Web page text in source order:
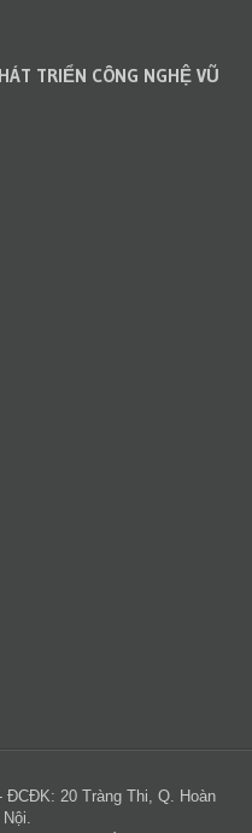
TRIỂN CÔNG NGHỆ VŨ
ĐCĐK: 20 Tràng Thi, Q. Hoàn